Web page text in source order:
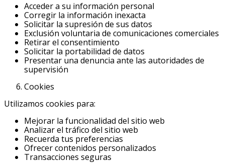
Acceder a su información personal
Corregir la información inexacta
Solicitar la supresión de sus datos
Exclusión voluntaria de comunicaciones comerciales
Retirar el consentimiento
Solicitar la portabilidad de datos
Presentar una denuncia ante las autoridades de
supervisión
Cookies
Utilizamos cookies para:
Mejorar la funcionalidad del sitio web
Analizar el tráfico del sitio web
Recuerda tus preferencias
Ofrecer contenidos personalizados
Transacciones seguras